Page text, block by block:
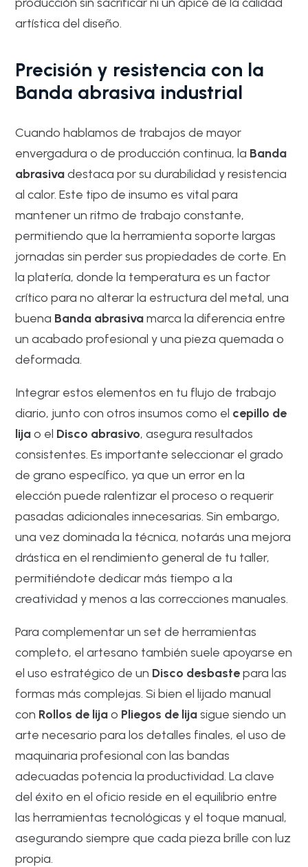
artística del diseño.
Precisión y resistencia con la
Banda abrasiva industrial
Cuando hablamos de trabajos de mayor
envergadura o de producción continua, la Banda
abrasivadestaca por su durabilidad y resistencia
al calor. Este tipo de insumo es vital para
mantener un ritmo de trabajo constante,
permitiendo que la herramienta soporte largas
jornadas sin perder sus propiedades de corte. En
la platería, donde la temperatura es un factor
crítico para no alterar la estructura del metal, una
buena Banda abrasivamarca la diferencia entre
un acabado profesional y una pieza quemada o
deformada.
Integrar estos elementos en tu flujo de trabajo
diario, junto con otros insumos como el cepillo de
lijao el Disco abrasivo, asegura resultados
consistentes. Es importante seleccionar el grado
de grano específico, ya que un error en la
elección puede ralentizar el proceso o requerir
pasadas adicionales innecesarias. Sin embargo,
una vez dominada la técnica, notarás una mejora
drástica en el rendimiento general de tu taller,
permitiéndote dedicar más tiempo a la
creatividad y menos a las correcciones manuales.
Para complementar un set de herramientas
completo, el artesano también suele apoyarse en
el uso estratégico de un Disco desbastepara las
formas más complejas. Si bien el lijado manual
con Rollos de lijao Pliegos de lijasigue siendo un
arte necesario para los detalles finales, el uso de
maquinaria profesional con las bandas
adecuadas potencia la productividad. La clave
del éxito en el oficio reside en el equilibrio entre
las herramientas tecnológicas y el toque manual,
asegurando siempre que cada pieza brille con luz
propia.